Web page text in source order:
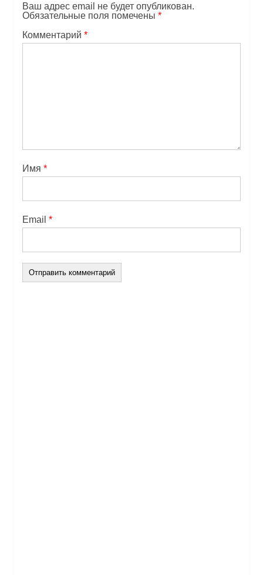
Ваш адрес email не будет опубликован.
Обязательные поля помечены *
Комментарий *
Имя *
Email *